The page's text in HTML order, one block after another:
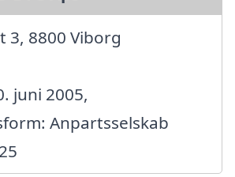
3, 8800 Viborg
juni 2005,
Anpartsselskab